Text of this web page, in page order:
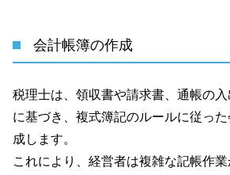
会計帳簿の作成
税理士は、領収書や請求書、通帳の
に基づき、複式簿記のルールに従っ
成します。
これにより、経営者は複雑な記帳作